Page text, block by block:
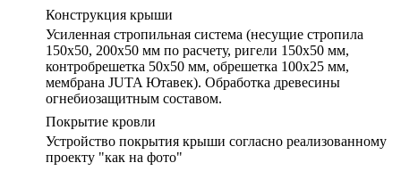
Конструкция крыши
Усиленная стропильная система (несущие стропила
150х50, 200х50 мм по расчету, ригели 150х50 мм,
контробрешетка 50х50 мм, обрешетка 100х25 мм,
мембрана JUTA Ютавек). Обработка древесины
огнебиозащитным составом.
Покрытие кровли
Устройство покрытия крыши согласно реализованному
проекту "как на фото"